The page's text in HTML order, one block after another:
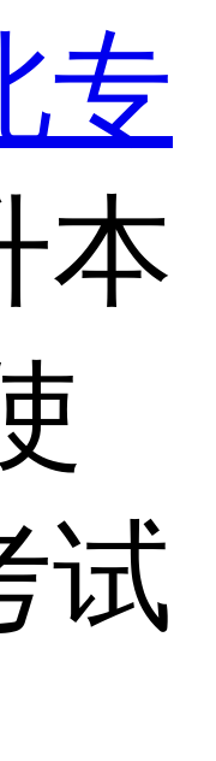
专
本
试